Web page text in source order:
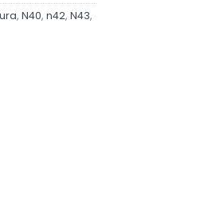
, N40, n42, N43,